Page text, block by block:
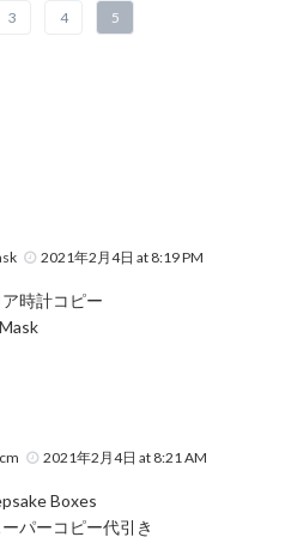
3 4 5
2021年2月4日 at 8:19 PM
時計コピー
2021年2月4日 at 8:21 AM
Boxes
パーコピー代引き